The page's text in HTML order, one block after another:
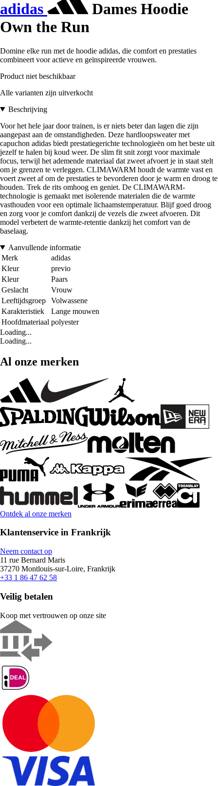
adidas
Dames Hoodie
Own the Run
Domine elke run met de hoodie adidas, die comfort en prestaties
combineert voor actieve en geïnspireerde vrouwen.
Product niet beschikbaar
Alle varianten zijn uitverkocht
Beschrijving
Voor het hele jaar door trainen, is er niets beter dan lagen die zijn
aangepast aan de omstandigheden. Deze hardloopsweater met
capuchon adidas biedt prestatiegerichte technologieën om het beste uit
jezelf te halen bij koud weer. De slim fit snit zorgt voor maximale
focus, terwijl het ademende materiaal dat zweet afvoert je in staat stelt
om je grenzen te verleggen. CLIMAWARM houdt de warmte vast en
voert zweet af om de prestaties te bevorderen door je warm en droog te
houden. Trek de rits omhoog en geniet. De CLIMAWARM-
technologie is gemaakt met isolerende materialen die de warmte
vasthouden voor een optimale lichaamstemperatuur. Blijf goed droog
en zorg voor je comfort dankzij de vezels die zweet afvoeren. Dit
model verbetert de warmte-retentie dankzij het comfort van de
baselaag.
Aanvullende informatie
Merk
adidas
Kleur
previo
Kleur
Paars
Geslacht
Vrouw
Leeftijdsgroep
Volwassene
Karakteristiek
Lange mouwen
Hoofdmateriaal polyester
Loading...
Loading...
Al onze merken
Ontdek al onze merken
Klantenservice in Frankrijk
Neem contact op
11 rue Bernard Maris
37270 Montlouis-sur-Loire, Frankrijk
+33 1 86 47 62 58
Veilig betalen
Koop met vertrouwen op onze site